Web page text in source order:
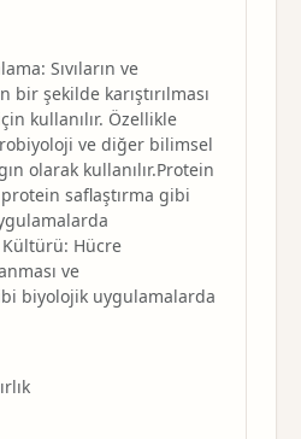
Sıvıların ve
şekilde karıştırılması
kullanılır. Özellikle
ve diğer bilimsel
olarak kullanılır.Protein
protein saflaştırma gibi
Hücre
ve
biyolojik uygulamalarda